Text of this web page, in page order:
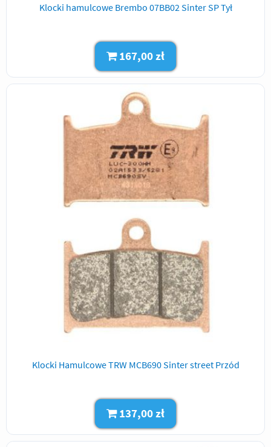
Klocki hamulcowe Brembo 07BB02 Sinter SP Tył
167,00 zł
Klocki Hamulcowe TRW MCB690 Sinter street Przód
137,00 zł